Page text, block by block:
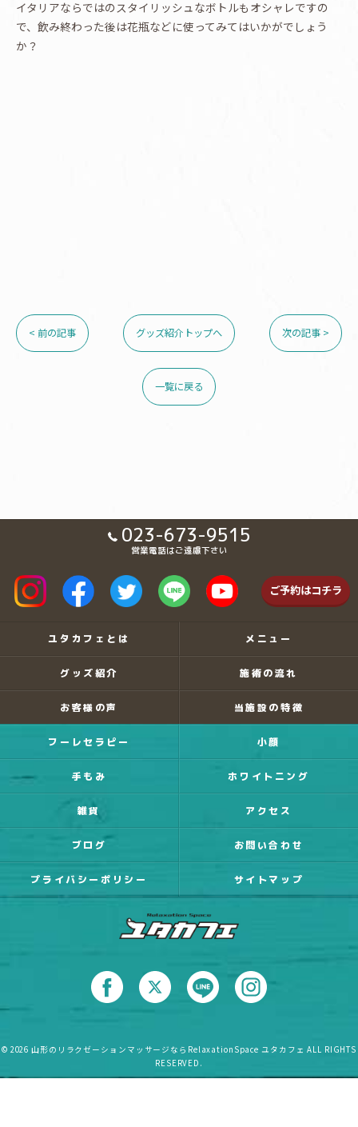
イタリアならではのスタイリッシュなボトルもオシャレですの
で、飲み終わった後は花瓶などに使ってみてはいかがでしょう
か？
< 前の記事 グッズ紹介トップへ 次の記事 >
一覧に戻る
023-673-9515
営業電話はご遠慮下さい
ご予約はコチラ
ユタカフェとは メニュー
グッズ紹介 施術の流れ
お客様の声 当施設の特徴
フーレセラピー 小顔
手もみ ホワイトニング
雑貨 アクセス
ブログ お問い合わせ
プライバシーポリシー サイトマップ
© 2026 山形のリラクゼーションマッサージならRelaxationSpace ユタカフェ ALL RIGHTS
RESERVED.